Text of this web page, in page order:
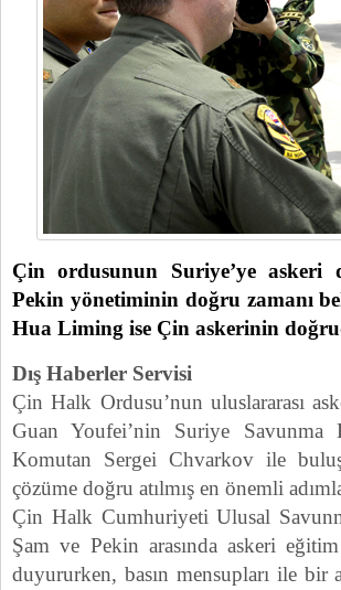
Çin ordusunun Suriye’ye askeri
Pekin yönetiminin doğru zamanı
Hua Liming ise Çin askerinin
Dış Haberler Servisi
Çin Halk Ordusu’nun uluslararası
Guan Youfei’nin Suriye
Komutan Sergei Chvarkov ile
çözüme doğru atılmış en önemli
Çin Halk Cumhuriyeti Ulusal
Şam ve Pekin arasında askeri eğitim
duyururken, basın mensupları ile